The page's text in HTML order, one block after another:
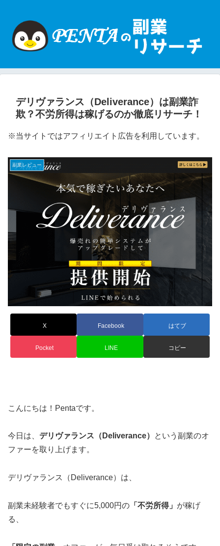
デリヴァランス（Deliverance）は副業詐
欺？不労所得は稼げるのか徹底リサーチ！
※当サイトではアフィリエイト広告を利用しています。
副業レビュー
X Facebook はてブ
Pocket LINE コピー
こんにちは！Pentaです。
今日は、 デリヴァランス（Deliverance）
という副業のオ
ファーを取り上げます。
デリヴァランス（Deliverance）は、
副業未経験者でもすぐに5,000円の 「不労所得」 が稼げ
る、